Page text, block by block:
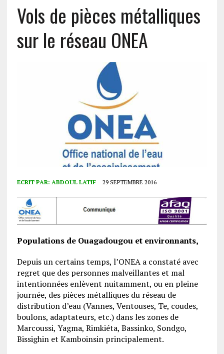
Vols de pièces métalliques
sur le réseau ONEA
ECRIT PAR: ABDOUL LATIF 29 SEPTEMBRE 2016
Populations de Ouagadougou et environnants,
Depuis un certains temps, l’ONEA a constaté avec
regret que des personnes malveillantes et mal
intentionnées enlèvent nuitamment, ou en pleine
journée, des pièces métalliques du réseau de
distribution d’eau (Vannes, Ventouses, Te, coudes,
boulons, adaptateurs, etc.) dans les zones de
Marcoussi, Yagma, Rimkiéta, Bassinko, Sondgo,
Bissighin et Kamboinsin principalement.